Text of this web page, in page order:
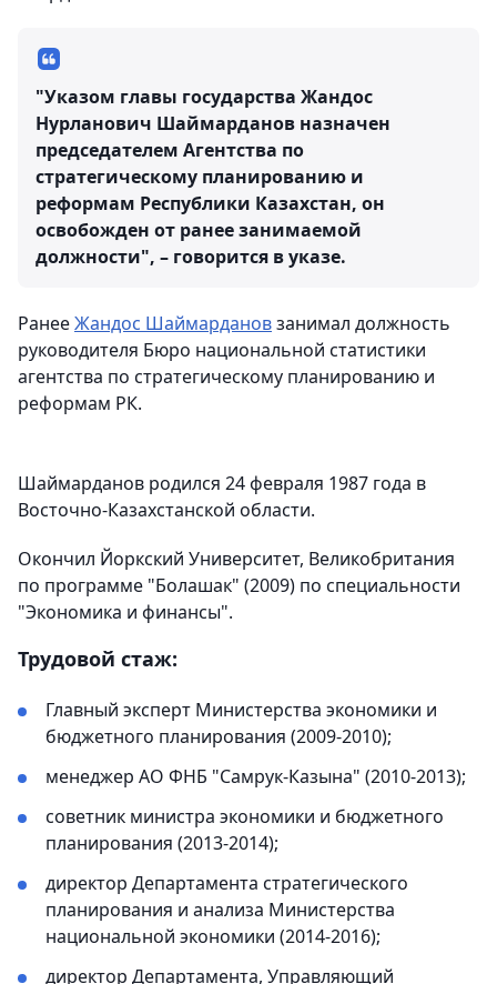
"Указом главы государства Жандос
Нурланович Шаймарданов назначен
председателем Агентства по
стратегическому планированию и
реформам Республики Казахстан, он
освобожден от ранее занимаемой
должности", – говорится в указе.
РанееЖандос Шаймардановзанимал должность
руководителя Бюро национальной статистики
агентства по стратегическому планированию и
реформам РК.
Шаймарданов родился 24 февраля 1987 года в
Восточно-Казахстанской области.
Окончил Йоркский Университет, Великобритания
по программе "Болашак" (2009) по специальности
"Экономика и финансы".
Трудовой стаж:
Главный эксперт Министерства экономики и
бюджетного планирования (2009-2010);
менеджер АО ФНБ "Самрук-Казына" (2010-2013);
советник министра экономики и бюджетного
планирования (2013-2014);
директор Департамента стратегического
планирования и анализа Министерства
национальной экономики (2014-2016);
директор Департамента, Управляющий